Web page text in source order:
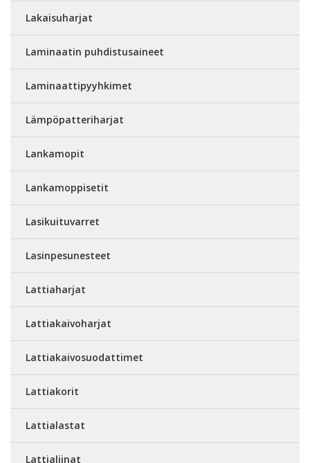
Lakaisuharjat
Laminaatin puhdistusaineet
Laminaattipyyhkimet
Lämpöpatteriharjat
Lankamopit
Lankamoppisetit
Lasikuituvarret
Lasinpesunesteet
Lattiaharjat
Lattiakaivoharjat
Lattiakaivosuodattimet
Lattiakorit
Lattialastat
Lattialiinat